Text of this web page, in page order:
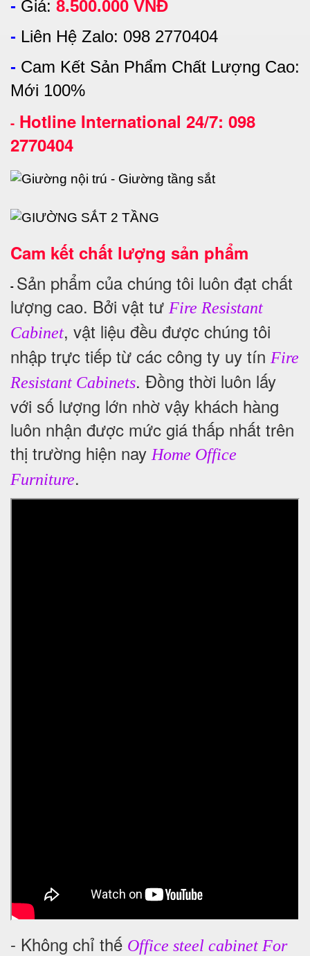
- Giá: 8.500.000 VNĐ
- Liên Hệ Zalo: 098 2770404
- Cam Kết Sản Phẩm Chất Lượng Cao:
Mới 100%
- Hotline International 24/7: 098
2770404
Cam kết chất lượng sản phẩm
- Sản phẩm của chúng tôi luôn đạt chất
lượng cao. Bởi vật tư Fire Resistant
Cabinet, vật liệu đều được chúng tôi
nhập trực tiếp từ các công ty uy tín Fire
Resistant Cabinets. Đồng thời luôn lấy
với số lượng lớn nhờ vậy khách hàng
luôn nhận được mức giá thấp nhất trên
thị trường hiện nayHome Office
Furniture.
- Không chỉ thế Office steel cabinet For